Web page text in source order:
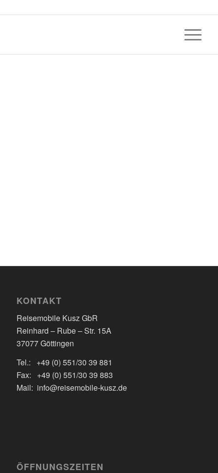
KONTAKT
Reisemobile Kusz GbR
Reinhard – Rube – Str. 15A
37077 Göttingen
Tel.: +49 (0) 551/30 39 881
Fax: +49 (0) 551/30 39 883
Mail: info@reisemobile-kusz.de
ÖFFNUNGSZEITEN